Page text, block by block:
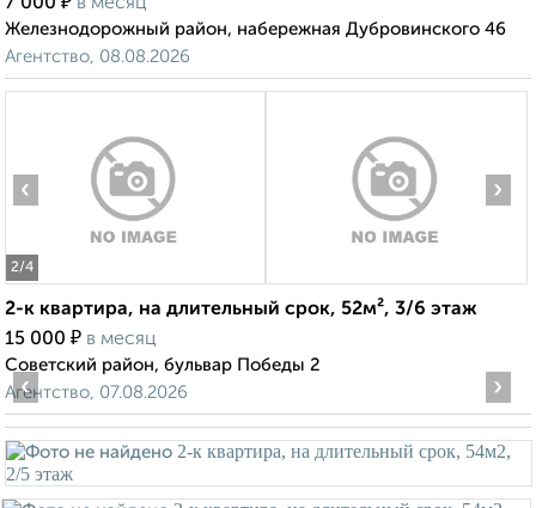
7 000 в месяц
Железнодорожный район, набережная Дубровинского 46
Агентство, 08.08.2026
2/4
‹ ›
2-к квартира, на длительный срок, 52м², 3/6 этаж
15 000 ₽ в месяц
Советский район, бульвар Победы 2
Агентство, 07.08.2026
‹ ›